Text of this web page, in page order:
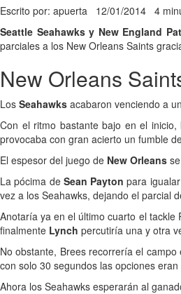
Escrito por: apuerta 12/01/2014 4
Seattle Seahawks y New England
parciales a los New Orleans Saints
New Orleans
Los Seahawks acabaron venciendo a
Con el ritmo bastante bajo en el
provocaba con gran acierto un fumble
El espesor del juego de New Orleans
La pócima de Sean Payton para
vez a los Seahawks, dejando el parcial
Anotaría ya en el último cuarto el
finalmente Lynch percutiría una y otra
No obstante, Brees recorrería el
con solo 30 segundos las opciones
Ahora los Seahawks esperarán al